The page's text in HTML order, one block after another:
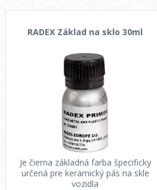
RADEX Základ na sklo 30ml
Je čierna základná farba špecificky
určená pre keramický pás na skle
vozidla